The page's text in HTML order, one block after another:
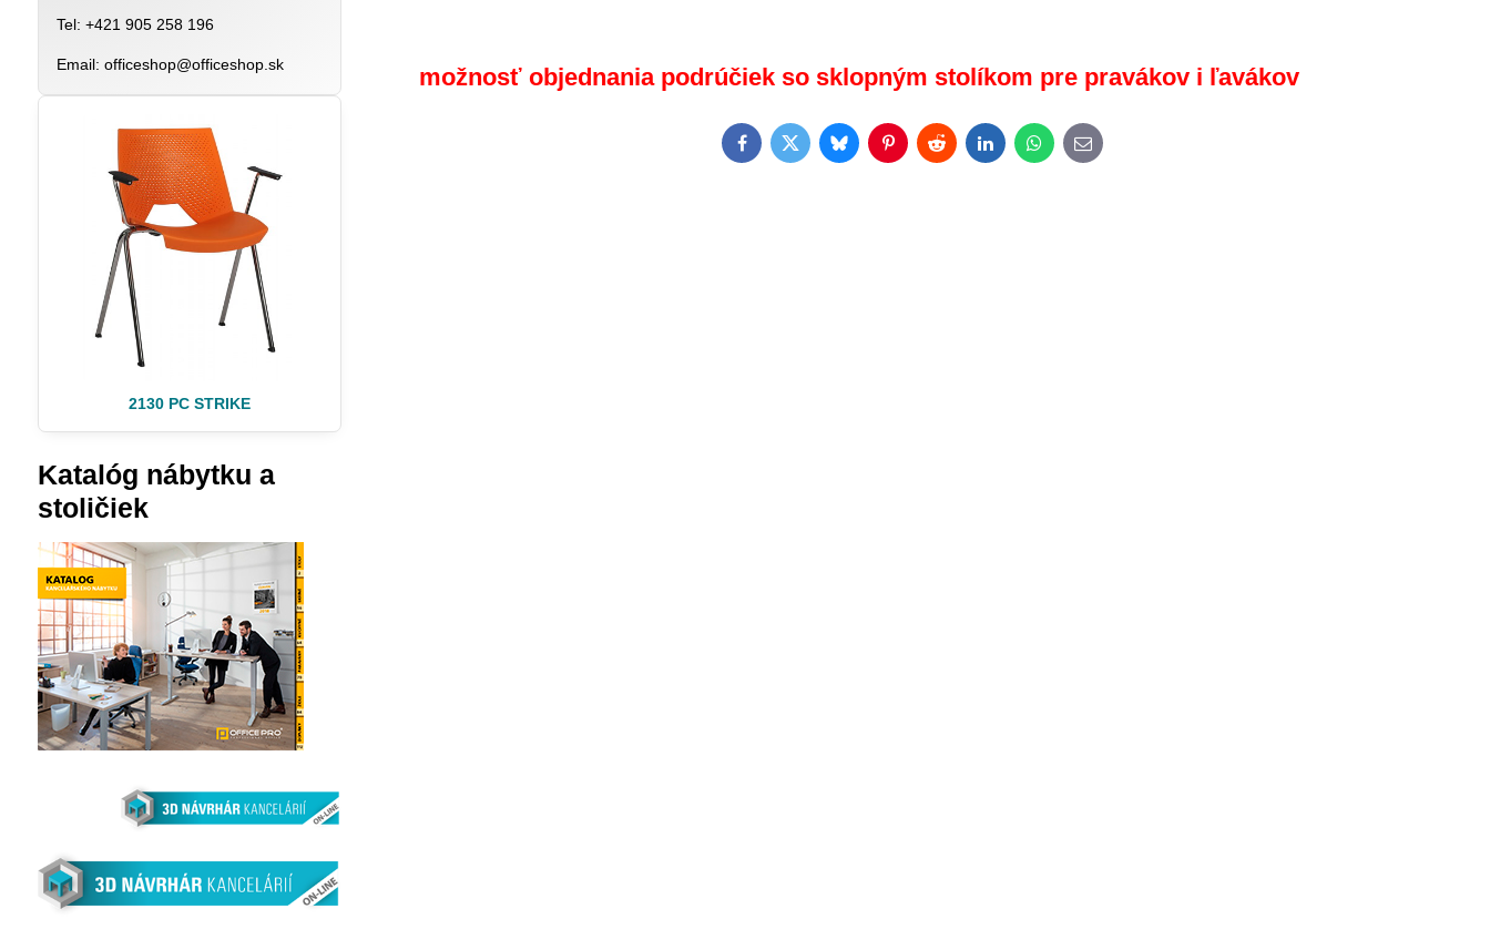
možnosť objednania podrúčiek so sklopným stolíkom pre pravákov i ľavákov
FacebookTwitterBlueskyPinterestRedditLinkedInWhatsApp
E-
mail
Tel: +421 905 258 196
Email: officeshop@officeshop.sk
2130 PC STRIKE
Katalóg nábytku a
stoličiek